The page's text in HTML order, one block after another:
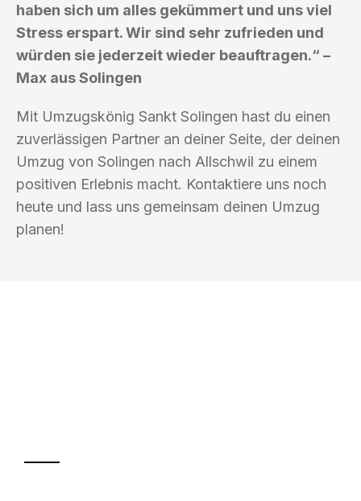
haben sich um alles gekümmert und uns viel
Stress erspart. Wir sind sehr zufrieden und
würden sie jederzeit wieder beauftragen.“ –
Max aus Solingen
Mit Umzugskönig Sankt Solingen hast du einen
zuverlässigen Partner an deiner Seite, der deinen
Umzug von Solingen nach Allschwil zu einem
positiven Erlebnis macht. Kontaktiere uns noch
heute und lass uns gemeinsam deinen Umzug
planen!